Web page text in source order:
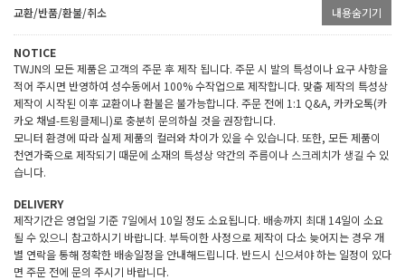
교환/반품/환불/취소 내용숨기기
NOTICE
TWJN의 모든 제품은 고객의 주문 후 제작 됩니다. 주문 시 발의 특성이나 요구 사항을
적어 주시면 반영하여 성수동에서 100% 수작업으로 제작합니다. 맞춤 제작의 특성상
제작이 시작된 이후 교환이나 환불은 불가능합니다. 주문 전에 1:1 Q&A, 카카오톡(카
카오 채널-트윙클제니)로 충분히 문의하실 것을 권장합니다.
모니터 환경에 따라 실제 제품의 컬러와 차이가 있을 수 있습니다. 또한, 모든 제품이
천연가죽으로 제작되기 때문에 소재의 특성상 약간의 주름이나 스크레치가 생길 수 있
습니다.
DELIVERY
제작기간은 영업일 기준 7일에서 10일 정도 소요됩니다. 배송까지 최대 14일이 소요
될 수 있으니 참고하시기 바랍니다. 부득이한 사정으로 제작이 다소 늦어지는 경우 개
별 연락을 통해 정확한 배송일정을 안내해드립니다. 반드시 신으셔야 하는 일정이 있다
면 주문 전에 문의 주시기 바랍니다.